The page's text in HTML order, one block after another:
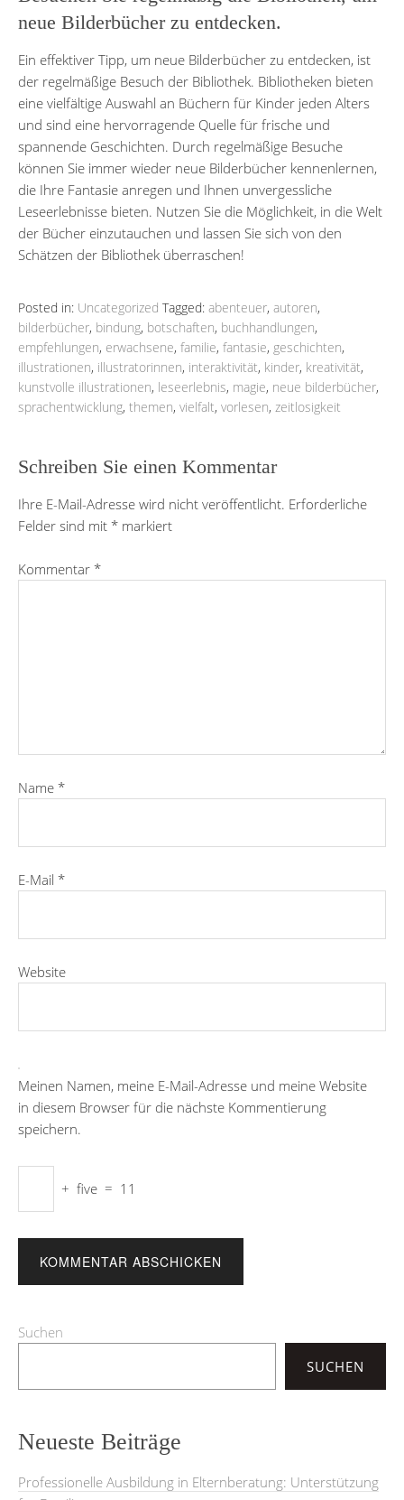
neue Bilderbücher zu entdecken.
Ein effektiver Tipp, um neue Bilderbücher zu entdecken, ist
der regelmäßige Besuch der Bibliothek. Bibliotheken bieten
eine vielfältige Auswahl an Büchern für Kinder jeden Alters
und sind eine hervorragende Quelle für frische und
spannende Geschichten. Durch regelmäßige Besuche
können Sie immer wieder neue Bilderbücher kennenlernen,
die Ihre Fantasie anregen und Ihnen unvergessliche
Leseerlebnisse bieten. Nutzen Sie die Möglichkeit, in die Welt
der Bücher einzutauchen und lassen Sie sich von den
Schätzen der Bibliothek überraschen!
Posted in: Uncategorized Tagged: abenteuer, autoren,
bilderbücher, bindung, botschaften, buchhandlungen,
empfehlungen, erwachsene, familie, fantasie, geschichten,
illustrationen, illustratorinnen, interaktivität, kinder, kreativität,
kunstvolle illustrationen, leseerlebnis, magie, neue bilderbücher,
sprachentwicklung, themen, vielfalt, vorlesen, zeitlosigkeit
Schreiben Sie einen Kommentar
Ihre E-Mail-Adresse wird nicht veröffentlicht. Erforderliche
Felder sind mit * markiert
Kommentar *
Name *
E-Mail *
Website
Meinen Namen, meine E-Mail-Adresse und meine Website
in diesem Browser für die nächste Kommentierung
speichern.
+ five = 11
Suchen
SUCHEN
Neueste Beiträge
Professionelle Ausbildung in Elternberatung: Unterstützung